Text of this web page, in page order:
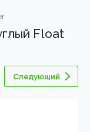
Float
Следующий